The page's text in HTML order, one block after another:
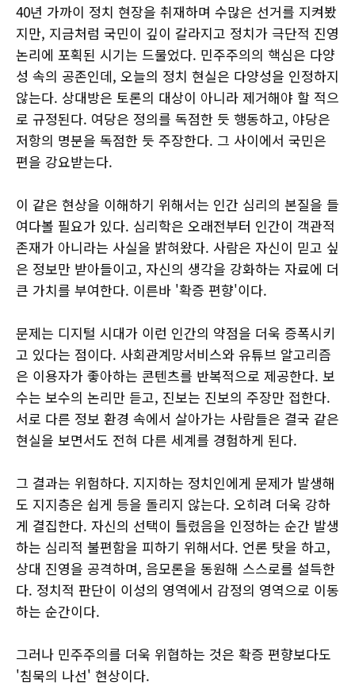
40년 가까이 정치 현장을 취재하며 수많은 선거를 지켜봤
지만, 지금처럼 국민이 깊이 갈라지고 정치가 극단적 진영
논리에 포획된 시기는 드물었다. 민주주의의 핵심은 다양
성 속의 공존인데, 오늘의 정치 현실은 다양성을 인정하지
않는다. 상대방은 토론의 대상이 아니라 제거해야 할 적으
로 규정된다. 여당은 정의를 독점한 듯 행동하고, 야당은
저항의 명분을 독점한 듯 주장한다. 그 사이에서 국민은
편을 강요받는다.
이 같은 현상을 이해하기 위해서는 인간 심리의 본질을 들
여다볼 필요가 있다. 심리학은 오래전부터 인간이 객관적
존재가 아니라는 사실을 밝혀왔다. 사람은 자신이 믿고 싶
은 정보만 받아들이고, 자신의 생각을 강화하는 자료에 더
큰 가치를 부여한다. 이른바 '확증 편향'이다.
문제는 디지털 시대가 이런 인간의 약점을 더욱 증폭시키
고 있다는 점이다. 사회관계망서비스와 유튜브 알고리즘
은 이용자가 좋아하는 콘텐츠를 반복적으로 제공한다. 보
수는 보수의 논리만 듣고, 진보는 진보의 주장만 접한다.
서로 다른 정보 환경 속에서 살아가는 사람들은 결국 같은
현실을 보면서도 전혀 다른 세계를 경험하게 된다.
그 결과는 위험하다. 지지하는 정치인에게 문제가 발생해
도 지지층은 쉽게 등을 돌리지 않는다. 오히려 더욱 강하
게 결집한다. 자신의 선택이 틀렸음을 인정하는 순간 발생
하는 심리적 불편함을 피하기 위해서다. 언론 탓을 하고,
상대 진영을 공격하며, 음모론을 동원해 스스로를 설득한
다. 정치적 판단이 이성의 영역에서 감정의 영역으로 이동
하는 순간이다.
그러나 민주주의를 더욱 위협하는 것은 확증 편향보다도
'침묵의 나선' 현상이다.